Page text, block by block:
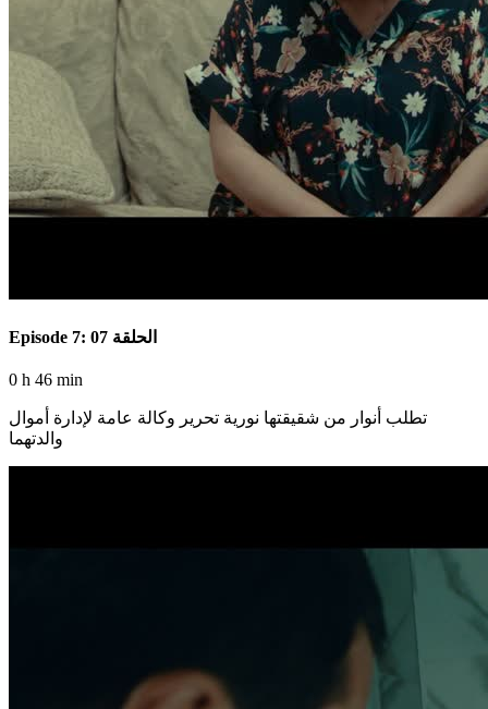
Episode 7: الحلقة 07
0 h 46 min
تطلب أنوار من شقيقتها نورية تحرير وكالة عامة لإدارة أموال
والدتهما